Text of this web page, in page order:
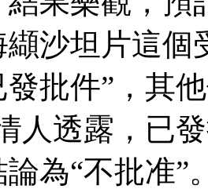
沙坦片這個
批件”，其
人透露，已
為“不批准”